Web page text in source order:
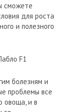
сможете
для роста
и полезного
F1
болезням и
проблемы все
овоща, и в